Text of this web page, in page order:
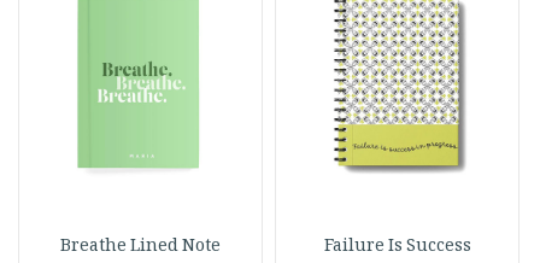
Failure Is Success
Breathe Lined Note